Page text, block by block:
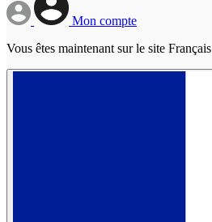
Mon compte
Vous êtes maintenant sur le site Français